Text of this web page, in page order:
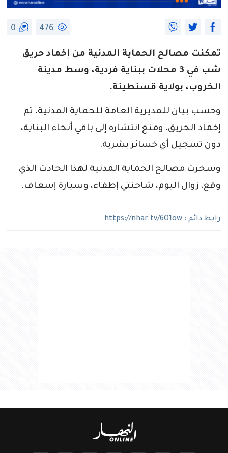
476
0
تمكنت مصالح الحماية المدنية من إخماد حريق
شب في 3 محلات ببناية فردية، وسط مدينة
الخروب، بولاية قسنطينة.
وحسب بيان للمديرية العامة للحماية المدنية، تم
إخماد الحريق، ومنع انتشاره إلى باقي أنحاء البناية،
دون تسجيل أي خسائر بشرية.
وسخرت مصالح الحماية المدنية لهذا الحادث الذي
وقع، زوال اليوم، شاحنتي إطفاء، وسيارة إسعاف.
رابط دائم : https://nhar.tv/6O1ow